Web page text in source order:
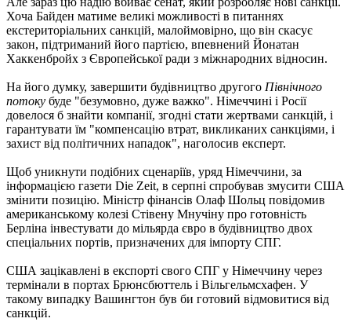
Хоча Байден матиме великі можливості в питаннях
екстериторіальних санкцій, малоймовірно, що він скасує
закон, підтриманий його партією, впевнений Йонатан
Хаккенбройх з Європейської ради з міжнародних відносин.
На його думку, завершити будівництво другого Північного
потоку буде "безумовно, дуже важко". Німеччині і Росії
довелося б знайти компанії, згодні стати жертвами санкцій, і
гарантувати їм "компенсацію втрат, викликаних санкціями, і
захист від політичних нападок", наголосив експерт.
Щоб уникнути подібних сценаріїв, уряд Німеччини, за
інформацією газети Die Zeit, в серпні спробував змусити США
змінити позицію. Міністр фінансів Олаф Шольц повідомив
американському колезі Стівену Мнучіну про готовність
Берліна інвестувати до мільярда євро в будівництво двох
спеціальних портів, призначених для імпорту СПГ.
США зацікавлені в експорті свого СПГ у Німеччину через
термінали в портах Брюнсбюттель і Вільгельмсхафен. У
такому випадку Вашингтон був би готовий відмовитися від
санкцій.